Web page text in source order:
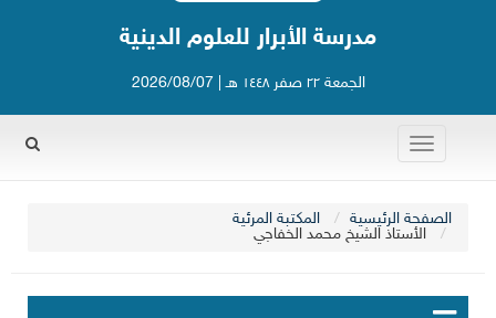
مدرسة الأبرار للعلوم الدينية
الجمعة ٢٢ صفر ١٤٤٨ هـ | 2026/08/07
Toggle
navigation
الصفحة الرئيسية
المكتبة المرئية
الأستاذ الشيخ محمد الخفاجي